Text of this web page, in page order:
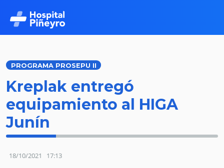
PROGRAMA PROSEPU II
Kreplak entregó
equipamiento al HIGA
Junín
18/10/2021 17:13